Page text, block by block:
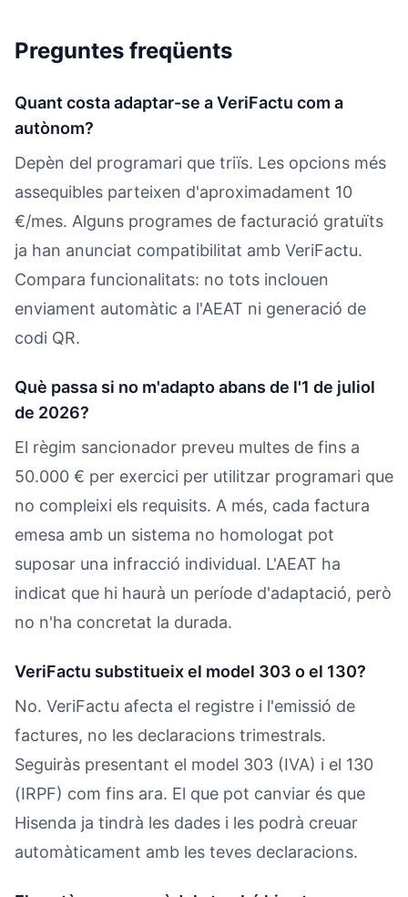
Preguntes freqüents
Quant costa adaptar-se a VeriFactu com a
autònom?
Depèn del programari que triïs. Les opcions més
assequibles parteixen d'aproximadament 10
€/mes. Alguns programes de facturació gratuïts
ja han anunciat compatibilitat amb VeriFactu.
Compara funcionalitats: no tots inclouen
enviament automàtic a l'AEAT ni generació de
codi QR.
Què passa si no m'adapto abans de l'1 de juliol
de 2026?
El règim sancionador preveu multes de fins a
50.000 € per exercici per utilitzar programari que
no compleixi els requisits. A més, cada factura
emesa amb un sistema no homologat pot
suposar una infracció individual. L'AEAT ha
indicat que hi haurà un període d'adaptació, però
no n'ha concretat la durada.
VeriFactu substitueix el model 303 o el 130?
No. VeriFactu afecta el registre i l'emissió de
factures, no les declaracions trimestrals.
Seguiràs presentant el model 303 (IVA) i el 130
(IRPF) com fins ara. El que pot canviar és que
Hisenda ja tindrà les dades i les podrà creuar
automàticament amb les teves declaracions.